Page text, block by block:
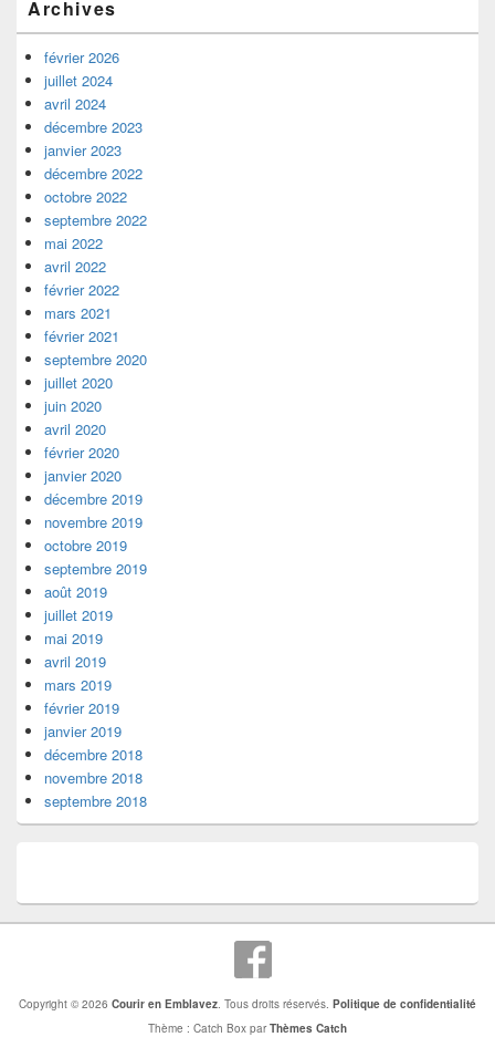
principale
de
widget
pour
barre
latérale
Archives
février 2026
juillet 2024
avril 2024
décembre 2023
janvier 2023
décembre 2022
octobre 2022
septembre 2022
mai 2022
avril 2022
février 2022
mars 2021
février 2021
septembre 2020
juillet 2020
juin 2020
avril 2020
février 2020
janvier 2020
décembre 2019
novembre 2019
octobre 2019
septembre 2019
août 2019
juillet 2019
mai 2019
avril 2019
mars 2019
février 2019
janvier 2019
décembre 2018
novembre 2018
septembre 2018
Copyright © 2026 Courir en Emblavez. Tous droits réservés. Politique de confidentialité
Thème : Catch Box parThèmes Catch